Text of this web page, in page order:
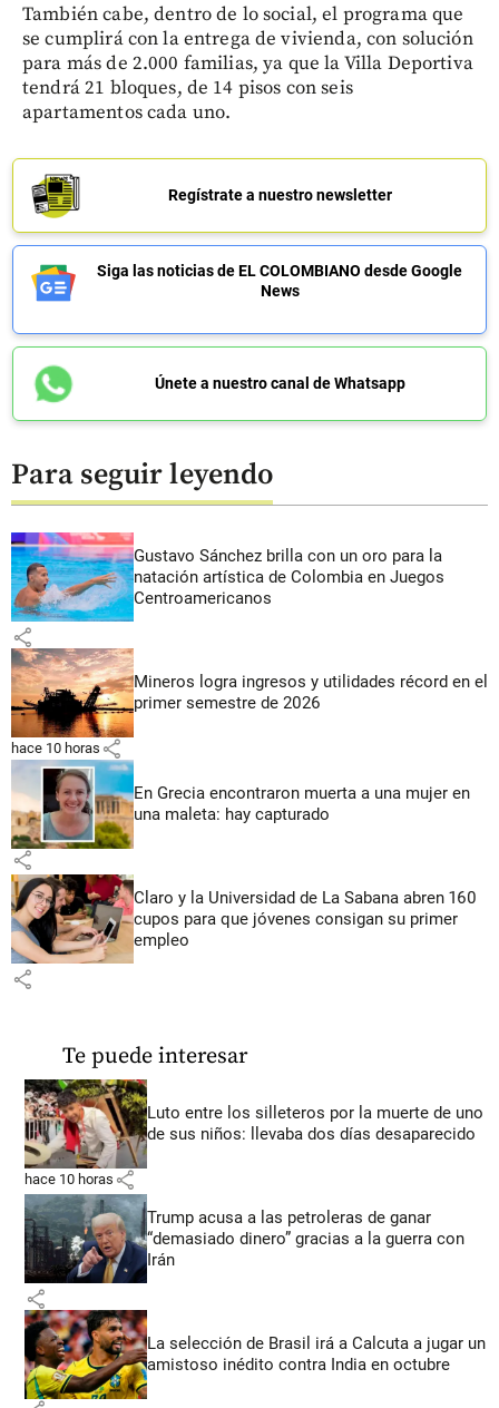
También cabe, dentro de lo social, el programa que
se cumplirá con la entrega de vivienda, con solución
para más de 2.000 familias, ya que la Villa Deportiva
tendrá 21 bloques, de 14 pisos con seis
apartamentos cada uno.
Regístrate a nuestro newsletter
Siga las noticias de EL COLOMBIANO desde Google
News
Únete a nuestro canal de Whatsapp
Para seguir leyendo
Gustavo Sánchez brilla con un oro para la
natación artística de Colombia en Juegos
Centroamericanos
share
Mineros logra ingresos y utilidades récord en el
primer semestre de 2026
hace 10 horas share
En Grecia encontraron muerta a una mujer en
una maleta: hay capturado
share
Claro y la Universidad de La Sabana abren 160
cupos para que jóvenes consigan su primer
empleo
share
Te puede interesar
Luto entre los silleteros por la muerte de uno
de sus niños: llevaba dos días desaparecido
hace 10 horas share
Trump acusa a las petroleras de ganar
“demasiado dinero” gracias a la guerra con
Irán
share
La selección de Brasil irá a Calcuta a jugar un
amistoso inédito contra India en octubre